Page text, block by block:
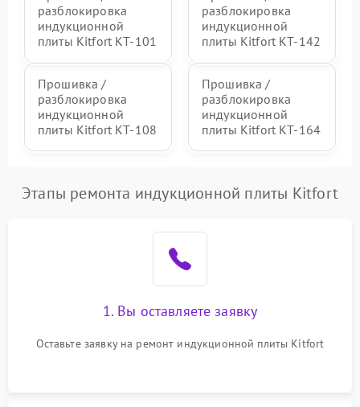
разблокировка
индукционной
плиты Kitfort КТ-101
разблокировка
индукционной
плиты Kitfort КТ-142
Прошивка /
разблокировка
индукционной
плиты Kitfort КТ-108
Прошивка /
разблокировка
индукционной
плиты Kitfort КТ-164
Этапы ремонта индукционной плиты Kitfort
1. Вы оставляете заявку
Оставьте заявку на ремонт индукционной плиты Kitfort